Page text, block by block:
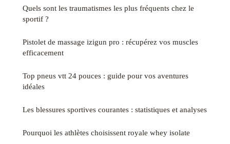
Quels sont les traumatismes les plus fréquents chez le
sportif ?
Pistolet de massage izigun pro : récupérez vos muscles
efficacement
Top pneus vtt 24 pouces : guide pour vos aventures
idéales
Les blessures sportives courantes : statistiques et analyses
Pourquoi les athlètes choisissent royale whey isolate